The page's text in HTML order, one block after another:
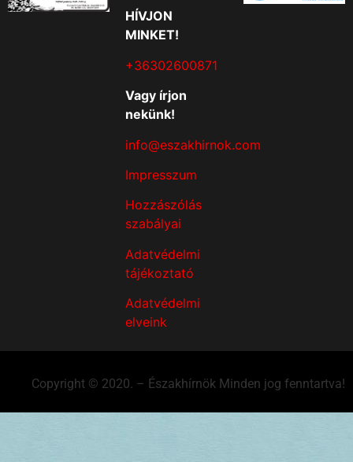
HÍVJON
MINKET!
+36302600871
Vagy írjon
nekünk!
info@eszakhirnok.com
Impresszum
Hozzászólás
szabályai
Adatvédelmi
tájékoztató
Adatvédelmi
elveink
Copyright © 2020. – Északhírnök Minden jog fenntartva!